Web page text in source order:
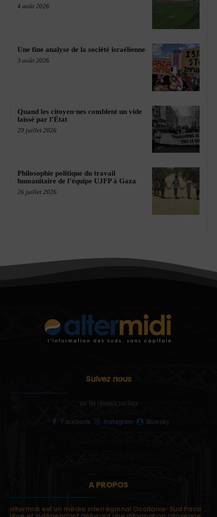
4 août 2026
Une fine analyse de la société israélienne
3 août 2026
Quand les citoyen·nes comblent un vide
laissé par l’État
29 juillet 2026
Philosophie politique du travail
humanitaire de l’équipe UJFP à Gaza
26 juillet 2026
Suivez nous
sur les réseaux sociaux
Facebook Instagram Bluesky
A PROPOS
altermidi est un média interrégional Occitanie-Sud Paca